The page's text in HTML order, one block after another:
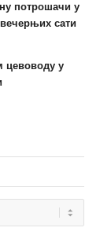
потрошачи у
сати
цевоводу у